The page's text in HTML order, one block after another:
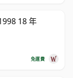
18 年
免運費